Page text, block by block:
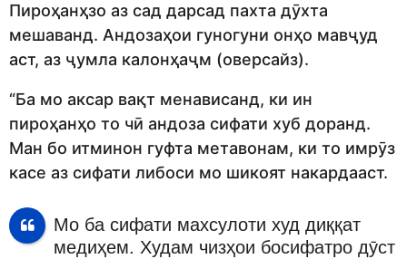
Пироҳанҳзо аз сад дарсад пахта дӯхта
мешаванд. Андозаҳои гуногуни онҳо мавҷуд
аст, аз ҷумла калонҳаҷм (оверсайз).
“Ба мо аксар вақт менависанд, ки ин
пироҳанҳо то чӣ андоза сифати хуб доранд.
Ман бо итминон гуфта метавонам, ки то имрӯз
касе аз сифати либоси мо шикоят накардааст.
Мо ба сифати махсулоти худ диққат
медиҳем. Худам чизҳои босифатро дӯст